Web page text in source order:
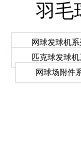
羽毛
网球发球机系
匹克球发球机
网球场附件